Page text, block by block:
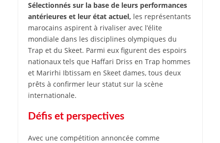
Sélectionnés sur la base de leurs performances
antérieures et leur état actuel, les représentants
marocains aspirent à rivaliser avec l’élite
mondiale dans les disciplines olympiques du
Trap et du Skeet. Parmi eux figurent des espoirs
nationaux tels que Haffari Driss en Trap hommes
et Marirhi Ibtissam en Skeet dames, tous deux
prêts à confirmer leur statut sur la scène
internationale.
Défis et perspectives
Avec une compétition annoncée comme